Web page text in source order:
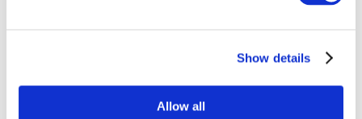
Show details
Allow all
Творческий вечер
Наше спецпредложение